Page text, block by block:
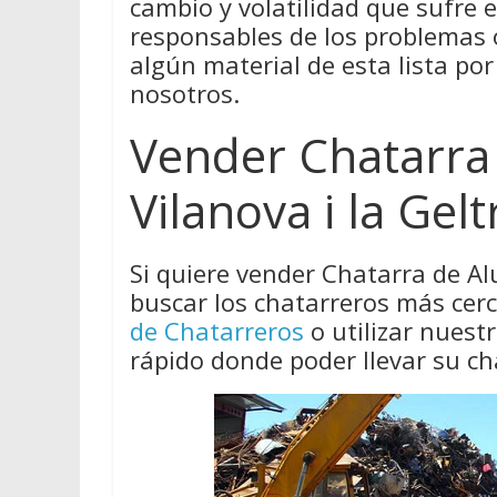
cambio y volatilidad que sufre
responsables de los
algún material de esta lista
nosotros.
Vender
Vilanova i la
Si quiere vender Chatarra de
buscar los chatarreros más
de Chatarreros o utilizar
rápido donde poder llevar su